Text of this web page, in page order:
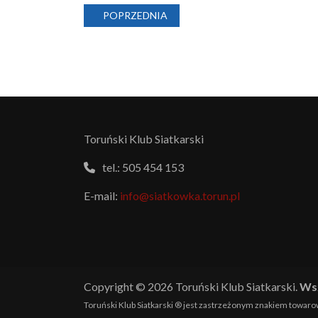
POPRZEDNIA STRONA: AUSTRALIAN
POPRZEDNIA
Toruński Klub Siatkarski
tel.: 505 454 153
E-mail: info@siatkowka.torun.pl
Copyright © 2026 Toruński Klub Siatkarski.
Toruński Klub Siatkarski ® jest zastrzeżonym znakiem